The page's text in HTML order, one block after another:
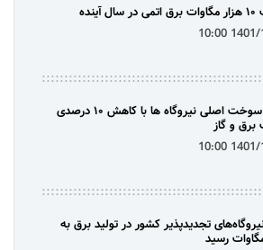
1401/
تامین سوخت اصلی نیروگاه ها با کاهش ۱۰ درصدی
و گاز
1401/
تجدیدپذیر کشور در تولید برق به